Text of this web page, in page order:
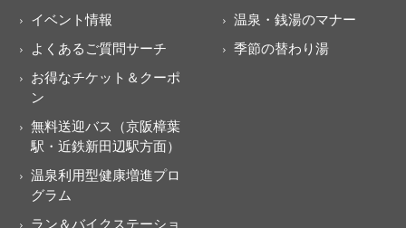
イベント情報
よくあるご質問サーチ
お得なチケット＆クーポ
ン
無料送迎バス（京阪樟葉
駅・近鉄新田辺駅方面）
温泉利用型健康増進プロ
グラム
ラン＆バイクステーショ
温泉・銭湯のマナー
季節の替わり湯